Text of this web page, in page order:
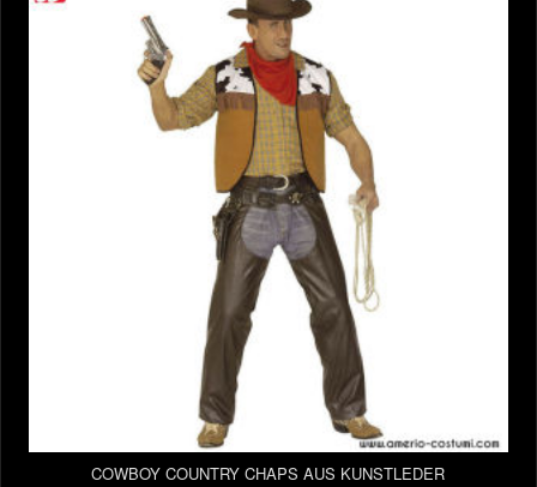
COWBOY COUNTRY CHAPS AUS KUNSTLEDER